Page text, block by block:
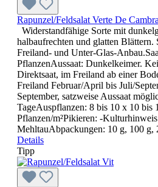
Rapunzel/Feldsalat Verte De
Widerstandfähige Sorte mit
halbaufrechten und glatten Blättern.
Freiland- und Unter-Glas-
PflanzenAussaat: Dunkelkeimer.
Direktsaat, im Freiland ab einer
Freiland Februar/April bis Juli/
September, satzweise Aussaat
TageAuspflanzen: 8 bis 10 x 10 bis
Pflanzen/m²Pikieren: -
MehltauAbpackungen: 10 g, 100 g,
Details
Tipp